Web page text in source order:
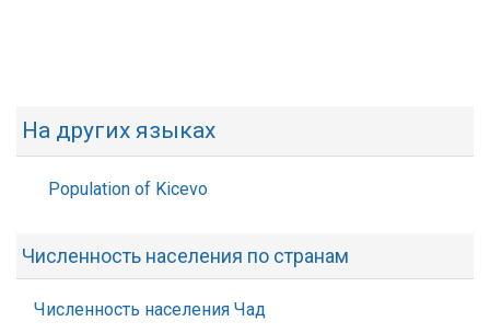
На других языках
Population of Kicevo
Численность населения по странам
Численность населения Чад